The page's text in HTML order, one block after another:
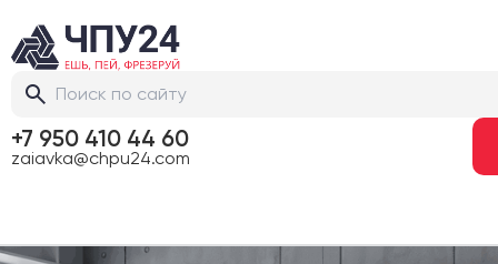
+7 950 410 44 60
zaiavka@chpu24.com